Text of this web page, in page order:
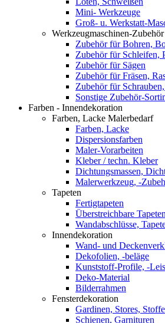
Mini- Werkzeuge
Groß- u. Werkstatt-
Werkzeugmaschinen-Zubehör
Zubehör für Bohren,
Zubehör für Schleifen,
Zubehör für Sägen
Zubehör für Fräsen,
Zubehör für
Sonstige Zubehör-
Farben - Innendekoration
Farben, Lacke Malerbedarf
Farben, Lacke
Dispersionsfarben
Maler-Vorarbeiten
Kleber / techn. Kleber
Dichtungsmassen,
Malerwerkzeug, -
Tapeten
Fertigtapeten
Überstreichbare Tapeten
Wandabschlüsse,
Innendekoration
Wand- und
Dekofolien, -beläge
Kunststoff-Profile, -
Deko-Material
Bilderrahmen
Fensterdekoration
Gardinen, Stores, Stoffe
Schienen, Garnituren